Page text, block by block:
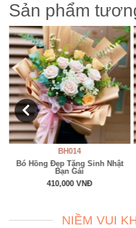
Sản phẩm
BH014
Bó Hồng Đẹp Tặng Sinh Nhật
Bạn Gái
410,000 VNĐ
NIỀM VUI